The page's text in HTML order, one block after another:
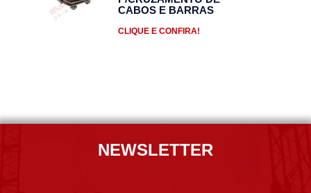
CABOS E BARRAS
CLIQUE E CONFIRA!
NEWSLETTER